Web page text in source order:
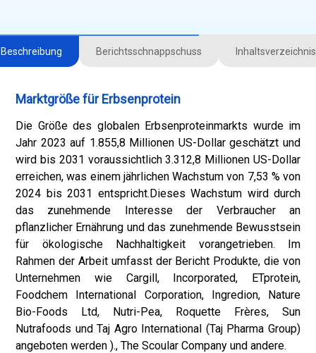
Beschreibung Berichtsschnappschuss Inhaltsverzeichnis
Marktgröße für Erbsenprotein
Die Größe des globalen Erbsenproteinmarkts wurde im
Jahr 2023 auf 1.855,8 Millionen US-Dollar geschätzt und
wird bis 2031 voraussichtlich 3.312,8 Millionen US-Dollar
erreichen, was einem jährlichen Wachstum von 7,53 % von
2024 bis 2031 entspricht.Dieses Wachstum wird durch
das zunehmende Interesse der Verbraucher an
pflanzlicher Ernährung und das zunehmende Bewusstsein
für ökologische Nachhaltigkeit vorangetrieben. Im
Rahmen der Arbeit umfasst der Bericht Produkte, die von
Unternehmen wie Cargill, Incorporated, ETprotein,
Foodchem International Corporation, Ingredion, Nature
Bio-Foods Ltd, Nutri-Pea, Roquette Frères, Sun
Nutrafoods und Taj Agro International (Taj Pharma Group)
angeboten werden )., The Scoular Company und andere.